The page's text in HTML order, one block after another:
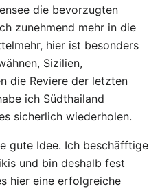
die bevorzugten
zunehmend mehr in die
hier ist besonders
Sizilien,
die Reviere der letzten
ich Südthailand
sicherlich wiederholen.
gute Idee. Ich beschäfftige
und bin deshalb fest
hier eine erfolgreiche